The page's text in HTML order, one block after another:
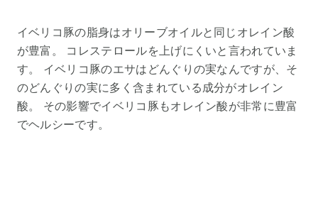
イベリコ豚の脂身はオリーブオイルと同じオレイン酸
が豊富。 コレステロールを上げにくいと言われていま
す。 イベリコ豚のエサはどんぐりの実なんですが、そ
のどんぐりの実に多く含まれている成分がオレイン
酸。 その影響でイベリコ豚もオレイン酸が非常に豊富
でヘルシーです。